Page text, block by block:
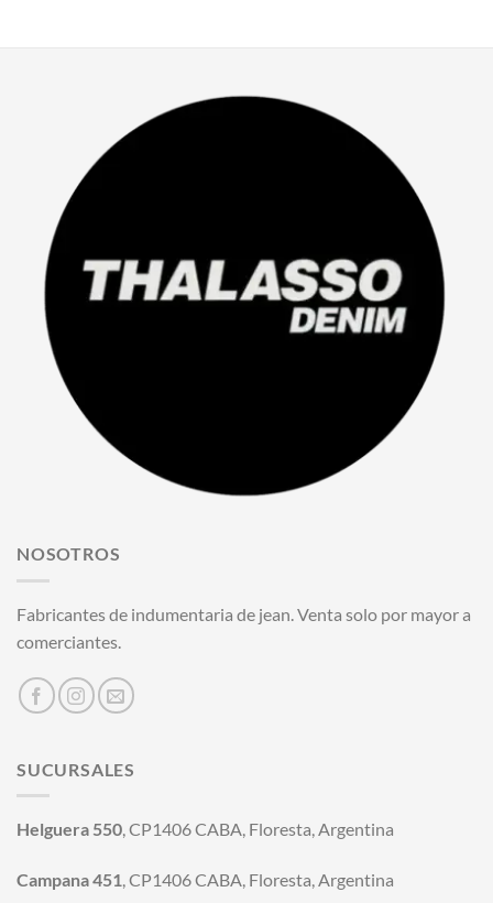
NOSOTROS
Fabricantes de indumentaria de jean. Venta solo por mayor a
comerciantes.
SUCURSALES
Helguera 550, CP1406 CABA, Floresta, Argentina
Campana 451, CP1406 CABA, Floresta, Argentina